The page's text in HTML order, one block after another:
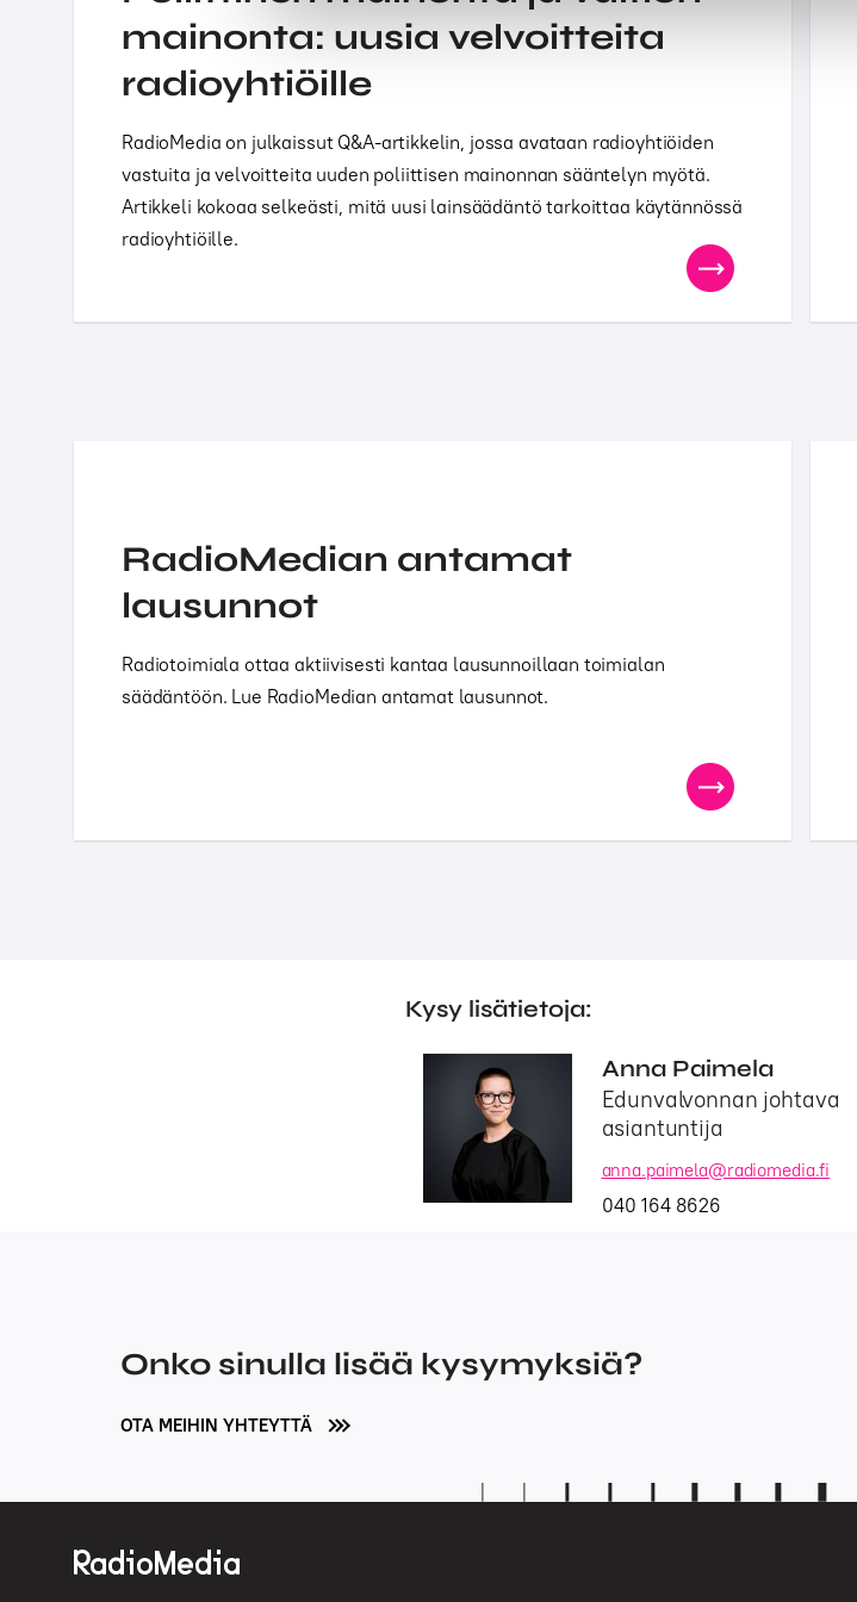
mainonta: uusia velvoitteita
radioyhtiöille
RadioMedia on julkaissut Q&A-artikkelin, jossa avataan radioyhtiöiden
vastuita ja velvoitteita uuden poliittisen mainonnan sääntelyn myötä.
Artikkeli kokoaa selkeästi, mitä uusi lainsäädäntö tarkoittaa käytännössä
radioyhtiöille.
RadioMedian antamat
lausunnot
Radiotoimiala ottaa aktiivisesti kantaa lausunnoillaan toimialan
säädäntöön. Lue RadioMedian antamat lausunnot.
Kysy lisätietoja:
Anna Paimela
Edunvalvonnan johtava
asiantuntija
anna.paimela@radiomedia.fi
040 164 8626
Onko sinulla lisää kysymyksiä?
OTA MEIHIN YHTEYTTÄ